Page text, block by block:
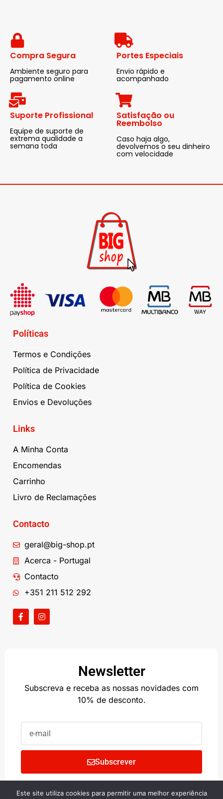
Compra Segura
Ambiente seguro para
pagamento online
Portes Especiais
Envio rápido e
acompanhado
Suporte Profissional
Equipe de suporte de
extrema qualidade a
semana toda
Satisfação ou
Reembolso
Caso haja algo,
devolvemos o seu dinheiro
com velocidade
Políticas
Termos e Condições
Política de Privacidade
Política de Cookies
Envios e Devoluções
Links
A Minha Conta
Encomendas
Carrinho
Livro de Reclamações
Contacto
geral@big-shop.pt
Acerca - Portugal
Contacto
+351 211 512 292
Newsletter
Subscreva e receba as nossas novidades com
10% de desconto.
Subscrever
Este site utiliza cookies para permitir uma melhor experiência